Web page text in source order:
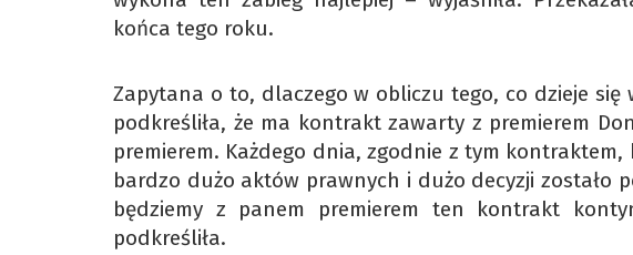
końca tego roku.
Zapytana o to, dlaczego w obliczu tego, co dzieje
podkreśliła, że ma kontrakt zawarty z premierem
premierem. Każdego dnia, zgodnie z tym
bardzo dużo aktów prawnych i dużo decyzji zostało
będziemy z panem premierem ten kontrakt
podkreśliła.